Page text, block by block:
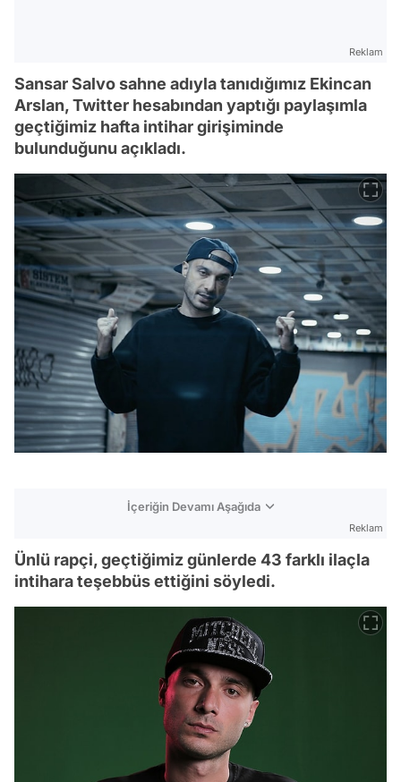
Reklam
Sansar Salvo sahne adıyla tanıdığımız Ekincan
Arslan, Twitter hesabından yaptığı paylaşımla
geçtiğimiz hafta intihar girişiminde
bulunduğunu açıkladı.
İçeriğin Devamı Aşağıda
Reklam
Ünlü rapçi, geçtiğimiz günlerde 43 farklı ilaçla
intihara teşebbüs ettiğini söyledi.